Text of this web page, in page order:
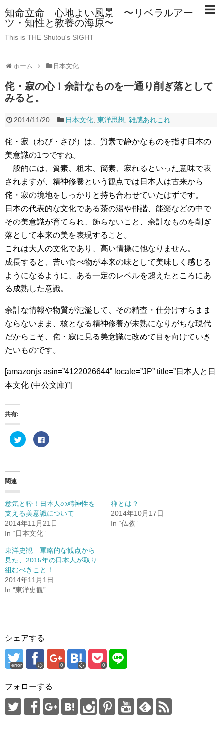
知命立命 心地よい風景 〜リベラルアー
ツ・知性と教養の海原〜
This is THE Shutou's SIGHT
ホーム 日本文化
侘・寂の心！余計なものを一通り削ぎ落として
みると。
2014/11/20 日本文化, 東洋思想 雑感あれこれ
侘・寂（わび・さび）は、質素で静かなものを指す日本の
美意識の1つですね。
一般的には、質素、粗末、簡素、寂れるといった意味で表
されますが、精神修養という観点では日本人は古来から
侘・寂の境地をしっかりと持ち合わせていたはずです。
日本の代表的な文化である茶の湯や俳諧、能楽などの中で
その美意識が育てられ、飾らないこと、余計なものを削ぎ
落として本来の美を表現すること。
これは大人の文化であり、高い情操に他なりません。
成長すると、苦い食べ物が本来の味として美味しく感じる
ようになるように、ある一定のレベルを超えたところにあ
る成熟した意識。
余計な情報や物質が氾濫して、その精査・仕分けすらまま
ならないまま、核となる精神修養が未熟になりがちな現代
だからこそ、侘・寂に見る美意識に改めて目を向けていき
たいものです。
[amazonjs asin=”4122026644″ locale=”JP” title=”日本人と日
本文化 (中公文庫)”]
共有:
ク
リ
e
r
で
共
有
(
新
い
ウ
ィ
ン
ド
ウ
で
開
F
a
す
る
に
は
ク
し
て
く
だ
さ
い
き
ま
す
)
関連
意気と粋！日本人の精神性を
支える美意識について
2014年11月21日
In “日本文化”
禅とは？
2014年10月17日
In “仏教”
東洋史観 軍略的な観点から
見た、2015年の日本人が取り
組むべきこと！
2014年11月1日
In “東洋史観”
シェアする
error 0 0
フォローする